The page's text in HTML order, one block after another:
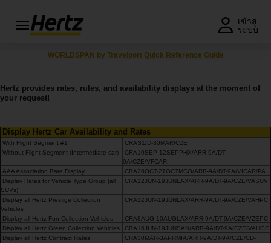
เข้าสู่
ระบบ
เมนู
รับใบ
หรือ
จอง
แก้ไข/
ยกเลิก
การ
จอง
ข้อ
เสนอ
พิเศษ
WORLDSPAN by Travelport Quick Reference Guide
Hertz provides rates, rules, and availability displays at the moment of
your request!
Display Hertz Car Availability and Rates
With Flight Segment #1
CRAS1/D-30MAR/CZE
Without Flight Segment (Intermediate car)
CRA10SEP-12SEPPHX/ARR-9A/DT-
9A/CZE/VFCAR
AAA Association Rate Display
CRA20OCT-27OCTMCO/ARR-9A/DT-9A/VICAR/PA
Display Rates for Vehicle Type Group (all
SUVs)
CRA12JUN-19JUNLAX/ARR-9A/DT-9A/CZE/VASUV
Display all Hertz Prestige Collection
Vehicles
CRA12JUN-19JUNLAX/ARR-9A/DT-9A/CZE/VAHPC
Display all Hertz Fun Collection Vehicles
CRA8AUG-10AUGLAX/ARR-9A/DT-9A/CZE/VZEPC
Display all Hertz Green Collection Vehicles
CRA16JUN-19JUNSAN/ARR-9A/DT-9A/CZE/VAHGC
Display all Hertz Contract Rates
CRA30MAR-3APRMIA/ARR-9A/DT-9A/CZE/CD-